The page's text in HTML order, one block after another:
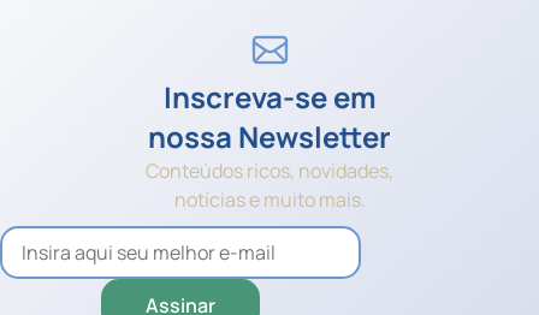
Inscreva-se em
nossa Newsletter
Conteúdos ricos, novidades,
notícias e muito mais.